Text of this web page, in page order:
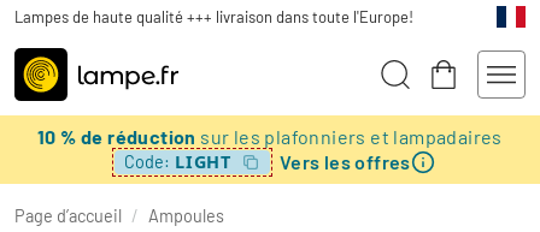
Lampes de haute qualité +++ livraison dans toute l'Europe!
10 % de réduction sur les plafonniers et lampadaires
Code: LIGHT Vers les offres
Page d’accueil / Ampoules